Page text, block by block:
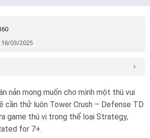
03/2025
nản mong muốn cho mình một thú vui
cần thử luôn Tower Crush – Defense TD
game thú vị trong thể loại Strategy,
for 7+.